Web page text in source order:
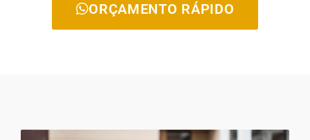
ORÇAMENTO RÁPIDO